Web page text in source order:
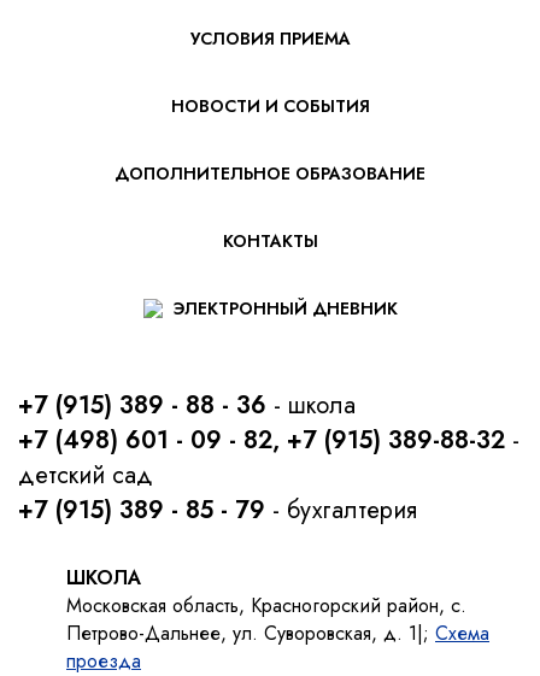
УСЛОВИЯ ПРИЕМА
НОВОСТИ И СОБЫТИЯ
ДОПОЛНИТЕЛЬНОЕ ОБРАЗОВАНИЕ
КОНТАКТЫ
ЭЛЕКТРОННЫЙ ДНЕВНИК
+7 (915) 389 - 88 - 36 - школа
+7 (498) 601 - 09 - 82, +7 (915) 389-88-32 -
детский сад
+7 (915) 389 - 85 - 79 - бухгалтерия
ШКОЛА
Московская область, Красногорский район, с.
Петрово-Дальнее, ул. Суворовская, д. 1|; Схема
проезда